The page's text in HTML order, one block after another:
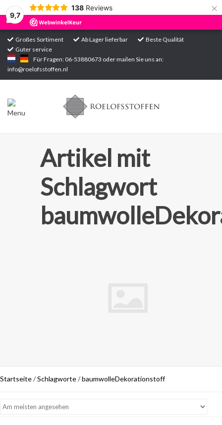
9,7
138 Reviews ×
Großes Sortiment Ab Lager lieferbar
Beste Qualität
Guter service
Für Fragen: 06-53880673 oder mailen Sie uns an:
info@roelofsstoffen.nl
Startseite
Sortiment
Artikel mit
Schlagwort
Startseite/Schlagworte/baumwolleDekorationstoff